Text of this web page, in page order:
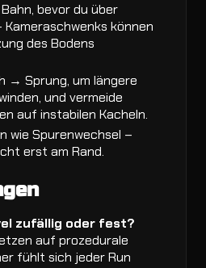
bevor du über
können
des Bodens
→ Sprung, um längere
und vermeide
auf instabilen Kacheln.
wie Spurenwechsel –
erst am Rand.
zufällig oder fest?
auf prozedurale
fühlt sich jeder Run